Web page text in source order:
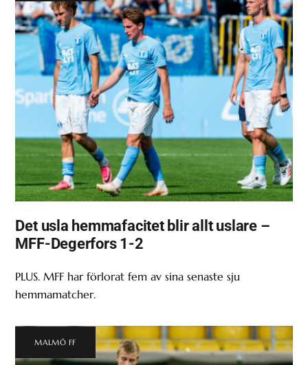
Det usla hemmafacitet blir allt uslare –
MFF-Degerfors 1-2
PLUS. MFF har förlorat fem av sina senaste sju
hemmamatcher.
MALMÖ FF